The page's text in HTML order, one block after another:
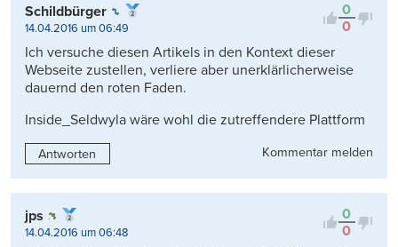
0
0
Schildbürger
14.04.2016 um 06:49
Ich versuche diesen Artikels in den Kontext dieser
Webseite zustellen, verliere aber unerklärlicherweise
dauernd den roten Faden.
Inside_Seldwyla wäre wohl die zutreffendere Plattform
Antworten Kommentar melden
0
0
jps
14.04.2016 um 06:48